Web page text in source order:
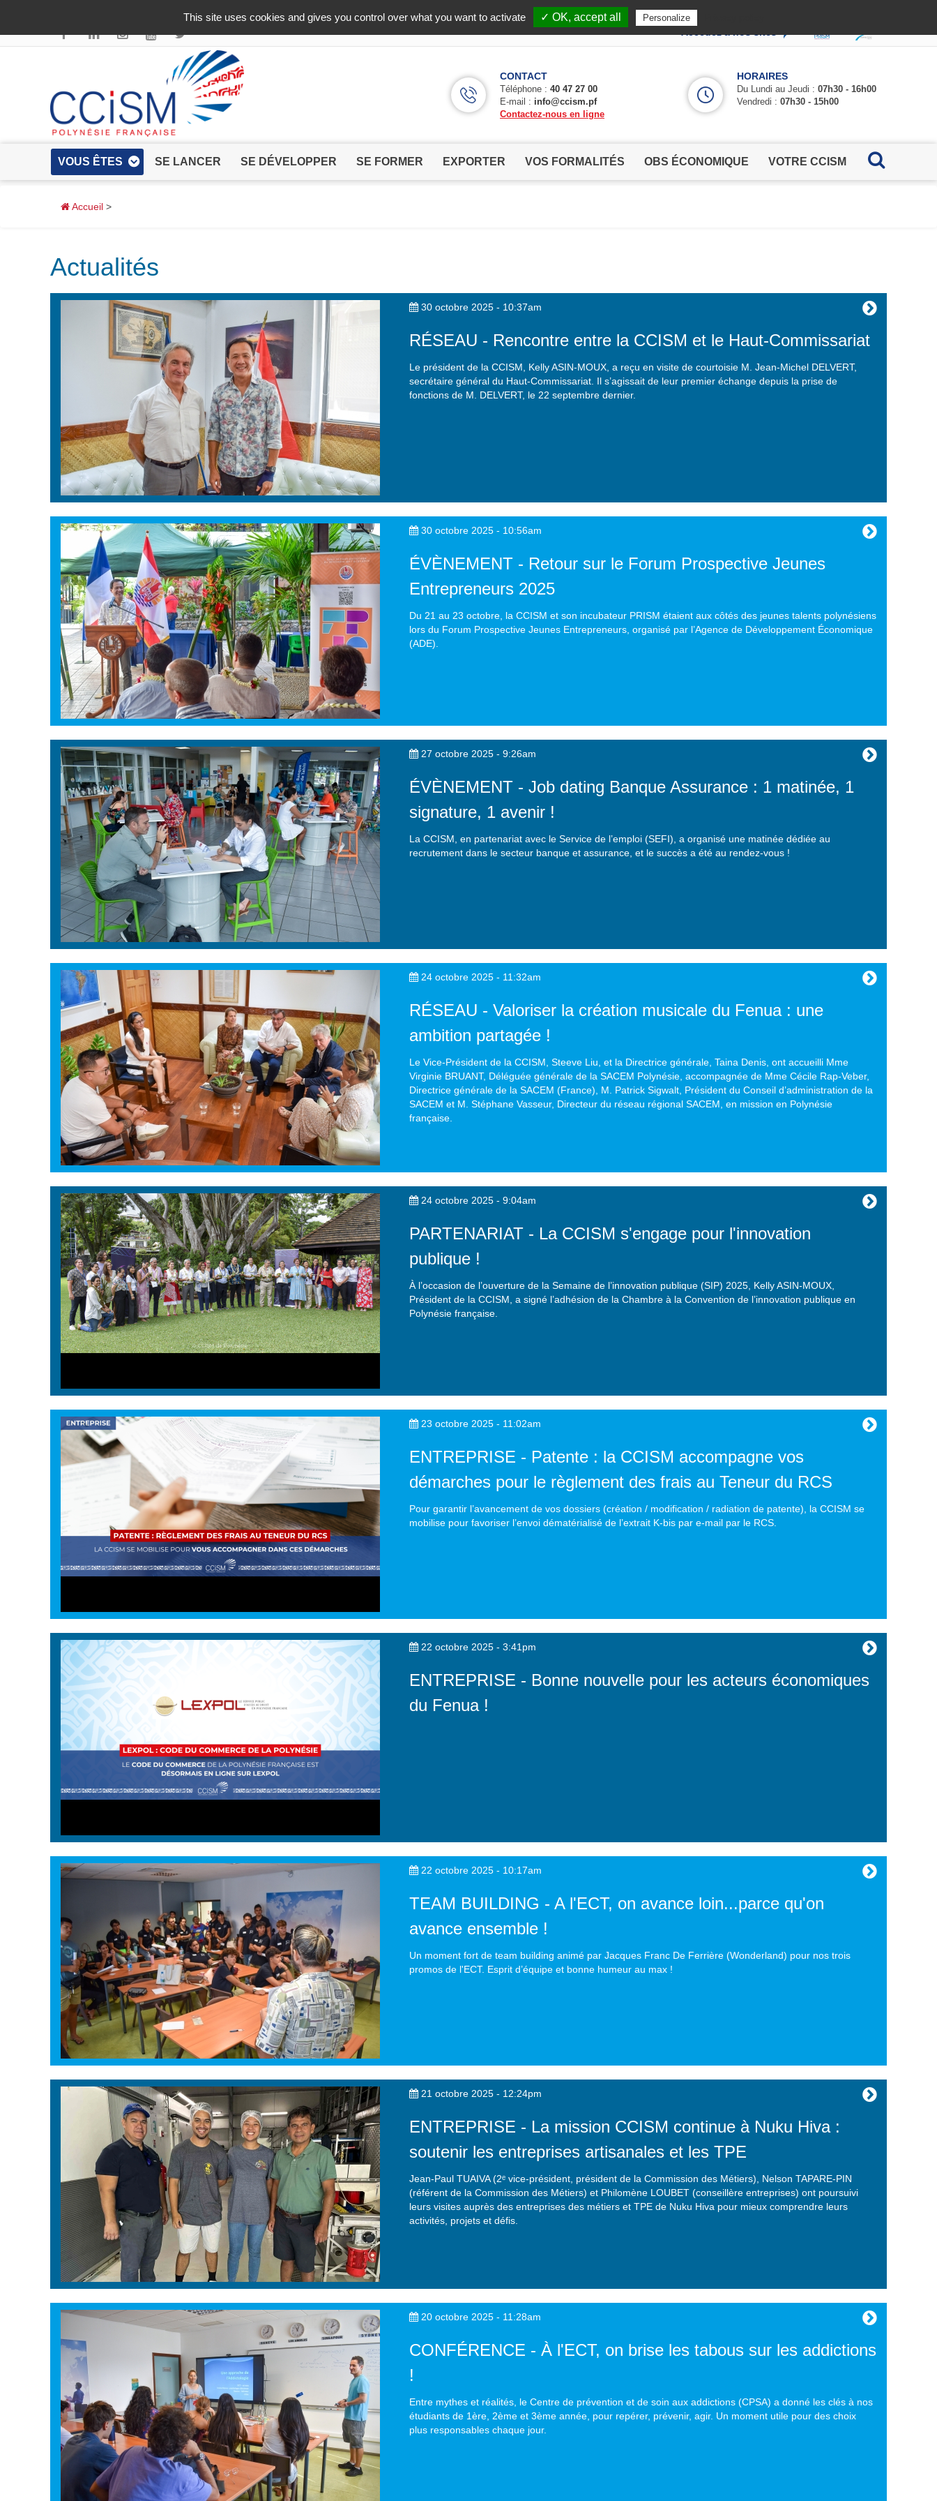
✓ Allow
CONTACT
Téléphone : 40 47 27 00
E-mail : info@ccism.pf
Contactez-nous en ligne
HORAIRES
Du Lundi au Jeudi : 07h30 - 16h00
Vendredi : 07h30 - 15h00
VOUS ÊTES SE LANCER SE DÉVELOPPER SE FORMER EXPORTER VOS FORMALITÉS OBS ÉCONOMIQUE VOTRE CCISM
Accueil >
Actualités
30 octobre 2025 - 10:37am
RÉSEAU - Rencontre entre la CCISM et le Haut-Commissariat
Le président de la CCISM, Kelly ASIN-MOUX, a reçu en visite de courtoisie M. Jean-Michel DELVERT,
secrétaire général du Haut-Commissariat. Il s’agissait de leur premier échange depuis la prise de
fonctions de M. DELVERT, le 22 septembre dernier.
30 octobre 2025 - 10:56am
ÉVÈNEMENT - Retour sur le Forum Prospective Jeunes
Entrepreneurs 2025
Du 21 au 23 octobre, la CCISM et son incubateur PRISM étaient aux côtés des jeunes talents polynésiens
lors du Forum Prospective Jeunes Entrepreneurs, organisé par l’Agence de Développement Économique
(ADE).
27 octobre 2025 - 9:26am
ÉVÈNEMENT - Job dating Banque Assurance : 1 matinée, 1
signature, 1 avenir !
La CCISM, en partenariat avec le Service de l’emploi (SEFI), a organisé une matinée dédiée au
recrutement dans le secteur banque et assurance, et le succès a été au rendez-vous !
24 octobre 2025 - 11:32am
RÉSEAU - Valoriser la création musicale du Fenua : une
ambition partagée !
Le Vice-Président de la CCISM, Steeve Liu, et la Directrice générale, Taina Denis, ont accueilli Mme
Virginie BRUANT, Déléguée générale de la SACEM Polynésie, accompagnée de Mme Cécile Rap-Veber,
Directrice générale de la SACEM (France), M. Patrick Sigwalt, Président du Conseil d’administration de la
SACEM et M. Stéphane Vasseur, Directeur du réseau régional SACEM, en mission en Polynésie
française.
24 octobre 2025 - 9:04am
PARTENARIAT - La CCISM s'engage pour l'innovation
publique !
À l’occasion de l’ouverture de la Semaine de l’innovation publique (SIP) 2025, Kelly ASIN-MOUX,
Président de la CCISM, a signé l’adhésion de la Chambre à la Convention de l’innovation publique en
Polynésie française.
23 octobre 2025 - 11:02am
ENTREPRISE - Patente : la CCISM accompagne vos
démarches pour le règlement des frais au Teneur du RCS
Pour garantir l’avancement de vos dossiers (création / modification / radiation de patente), la CCISM se
mobilise pour favoriser l’envoi dématérialisé de l’extrait K-bis par e-mail par le RCS.
22 octobre 2025 - 3:41pm
ENTREPRISE - Bonne nouvelle pour les acteurs économiques
du Fenua !
22 octobre 2025 - 10:17am
TEAM BUILDING - A l'ECT, on avance loin...parce qu'on
avance ensemble !
Un moment fort de team building animé par Jacques Franc De Ferrière (Wonderland) pour nos trois
promos de l'ECT. Esprit d’équipe et bonne humeur au max !
21 octobre 2025 - 12:24pm
ENTREPRISE - La mission CCISM continue à Nuku Hiva :
soutenir les entreprises artisanales et les TPE
Jean-Paul TUAIVA (2ᵉ vice-président, président de la Commission des Métiers), Nelson TAPARE-PIN
(référent de la Commission des Métiers) et Philomène LOUBET (conseillère entreprises) ont poursuivi
leurs visites auprès des entreprises des métiers et TPE de Nuku Hiva pour mieux comprendre leurs
activités, projets et défis.
20 octobre 2025 - 11:28am
CONFÉRENCE - À l'ECT, on brise les tabous sur les addictions
!
Entre mythes et réalités, le Centre de prévention et de soin aux addictions (CPSA) a donné les clés à nos
étudiants de 1ère, 2ème et 3ème année, pour repérer, prévenir, agir. Un moment utile pour des choix
plus responsables chaque jour.
This site uses cookies and gives you control over what you want to activate ✓ OK, accept all Personalize